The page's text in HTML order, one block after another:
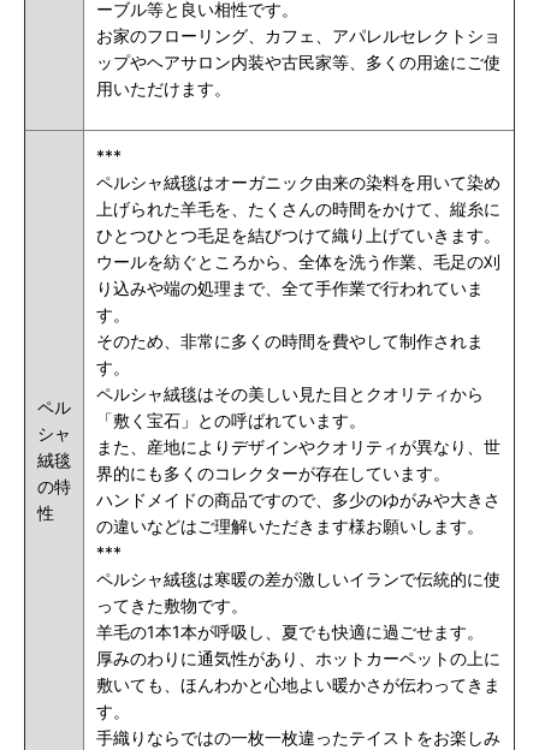
ーブル等と良い相性です。
お家のフローリング、カフェ、アパレルセレクトショ
ップやヘアサロン内装や古民家等、多くの用途にご使
用いただけます。
ペル
シャ
絨毯
の特
性
***
ペルシャ絨毯はオーガニック由来の染料を用いて染め
上げられた羊毛を、たくさんの時間をかけて、縦糸に
ひとつひとつ毛足を結びつけて織り上げていきます。
ウールを紡ぐところから、全体を洗う作業、毛足の刈
り込みや端の処理まで、全て手作業で行われていま
す。
そのため、非常に多くの時間を費やして制作されま
す。
ペルシャ絨毯はその美しい見た目とクオリティから
「敷く宝石」との呼ばれています。
また、産地によりデザインやクオリティが異なり、世
界的にも多くのコレクターが存在しています。
ハンドメイドの商品ですので、多少のゆがみや大きさ
の違いなどはご理解いただきます様お願いします。
***
ペルシャ絨毯は寒暖の差が激しいイランで伝統的に使
ってきた敷物です。
羊毛の1本1本が呼吸し、夏でも快適に過ごせます。
厚みのわりに通気性があり、ホットカーペットの上に
敷いても、ほんわかと心地よい暖かさが伝わってきま
す。
手織りならではの一枚一枚違ったテイストをお楽しみ